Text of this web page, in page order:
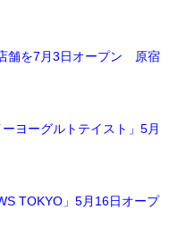
舗を7月3日オープン 原宿
ヨーグルトテイスト」5月
TOKYO」5月16日オープ